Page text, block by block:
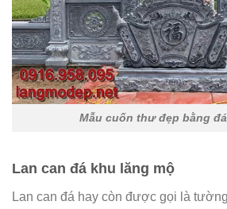
Mẫu cuốn thư đẹp bằng
Lan can đá khu lăng mộ
Lan can đá hay còn được gọi là